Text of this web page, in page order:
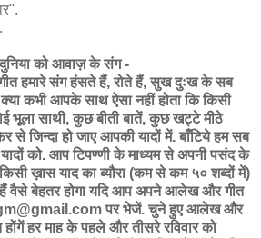
को आवाज़ के संग -
गीत हमारे संग हंसते हैं, रोते हैं, सुख दुःख के सब
क्या कभी आपके साथ ऐसा नहीं होता कि किसी
भूला साथी, कुछ बीती बातें, कुछ खट्टे मीठे
से जिन्दा हो जाए आपकी यादों में. बाँटिये हम सब
को. आप टिपण्णी के माध्यम से अपनी पसंद के
ख़ास याद का ब्यौरा (कम से कम ५० शब्दों में)
वैसे बेहतर होगा यदि आप अपने आलेख और गीत
पर भेजें. चुने हुए आलेख और
हर माह के पहले और तीसरे रविवार को